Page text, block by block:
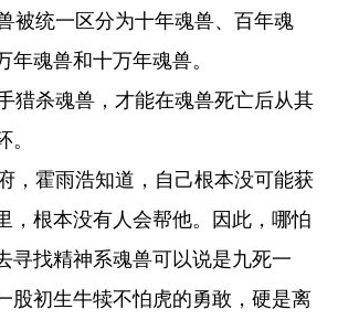
被统一区分为十年魂兽、百年魂
年魂兽和十万年魂兽。
猎杀魂兽，才能在魂兽死亡后从其
，霍雨浩知道，自己根本没可能获
，根本没有人会帮他。因此，哪怕
寻找精神系魂兽可以说是九死一
股初生牛犊不怕虎的勇敢，硬是离